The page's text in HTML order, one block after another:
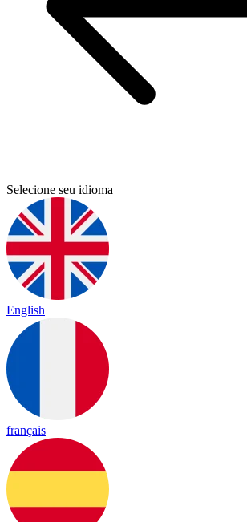
Selecione seu idioma
English
français